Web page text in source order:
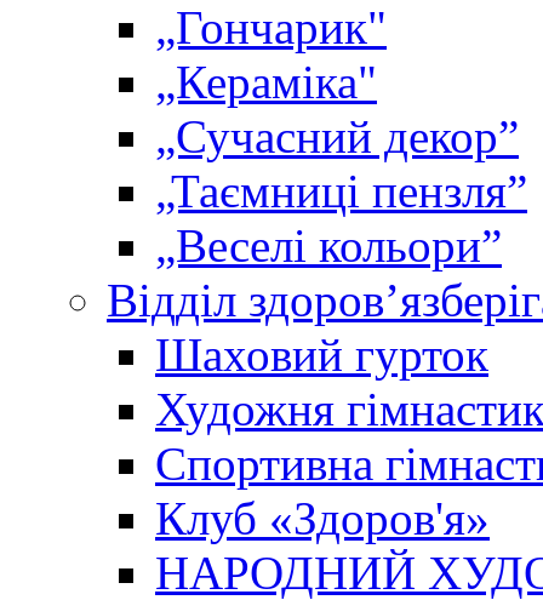
„Гончарик"
„Кераміка"
„Сучасний декор”
„Таємниці пензля”
„Веселі кольори”
Відділ
Шаховий гурток
Художня
Спортивна
Клуб «Здоров'я»
НАРОДНИЙ